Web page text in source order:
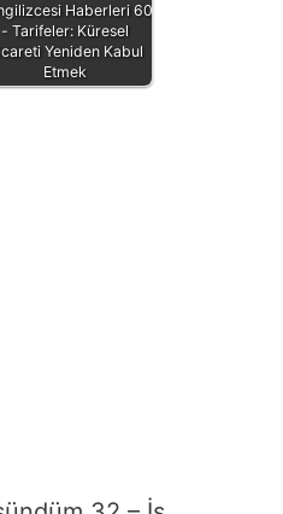
Haberleri 60
- Tarifeler: Küresel
Yeniden Kabul
Etmek